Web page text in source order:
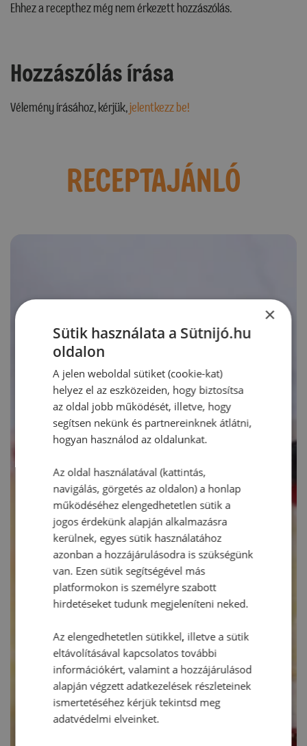
Ehhez a recepthez még nem érkezett hozzászólás.
Hozzászólás írása
Vélemény írásához, kérjük,jelentkezz be!
RECEPTAJÁNLÓ
×
Sütik használata a Sütnijó.hu
oldalon
A jelen weboldal sütiket (cookie-kat)
helyez el az eszközeiden, hogy biztosítsa
az oldal jobb működését, illetve, hogy
segítsen nekünk és partnereinknek átlátni,
hogyan használod az oldalunkat.
Az oldal használatával (kattintás,
navigálás, görgetés az oldalon) a honlap
működéséhez elengedhetetlen sütik a
jogos érdekünk alapján alkalmazásra
kerülnek, egyes sütik használatához
azonban a hozzájárulásodra is szükségünk
van. Ezen sütik segítségével más
platformokon is személyre szabott
hirdetéseket tudunk megjeleníteni neked.
Az elengedhetetlen sütikkel, illetve a sütik
eltávolításával kapcsolatos további
információkért, valamint a hozzájárulásod
alapján végzett adatkezelések részleteinek
ismertetéséhez kérjük tekintsd meg
adatvédelmi elveinket.